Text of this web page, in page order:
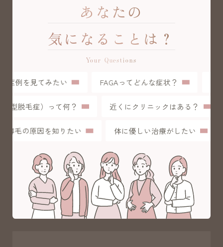
あなたの
気になることは？
Your Questions
症例を見てみたい FAGAってどんな症状？
性型脱毛症）って何？ 近くにクリニックはある？
薄毛の原因を知りたい 体に優しい治療がしたい